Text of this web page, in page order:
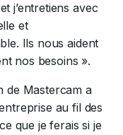
j’entretiens avec
et
Ils nous aident
nos besoins ».
de Mastercam a
au fil des
que je ferais si je